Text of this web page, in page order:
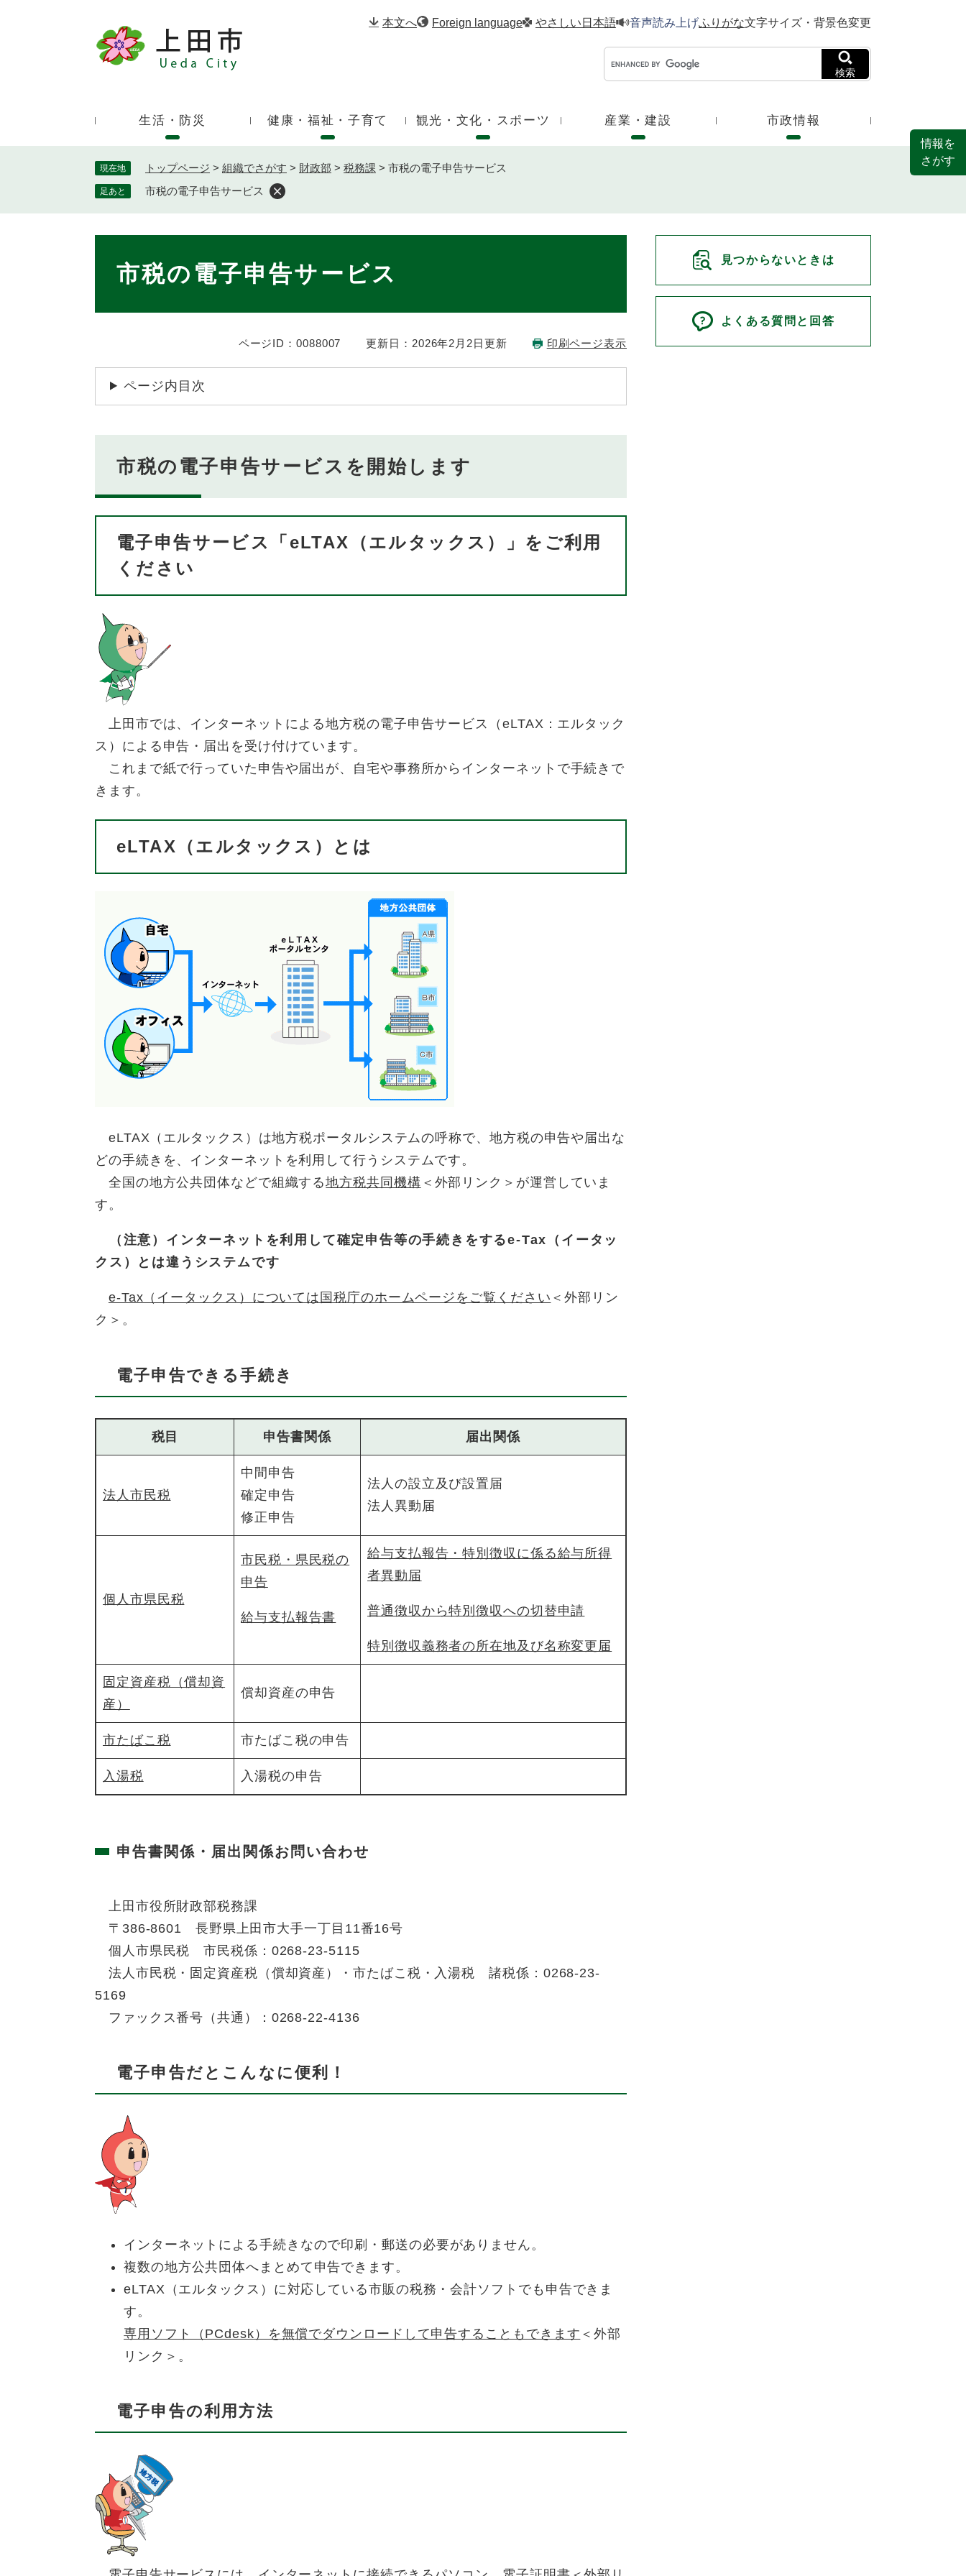
。
本文へ Foreign language やさしい日本語 音声読み上げふりがな文字サイズ・背景色変更
ド
検索
生活・防災 健康・福祉・子育て 観光・文化・スポーツ 産業・建設 市政情報
現在地 トップページ > 組織でさがす > 財政部 > 税務課 > 市税の電子申告サービス
足あと 市税の電子申告サービス
市税の電子申告サービス
ページID：0088007 更新日：2026年2月2日更新 印刷ページ表示
ページ内目次
市税の電子申告サービスを開始します
電子申告サービス「eLTAX（エルタックス）」をご利用
ください
上田市では、インターネットによる地方税の電子申告サービス（eLTAX：エルタック
ス）による申告・届出を受け付けています。
これまで紙で行っていた申告や届出が、自宅や事務所からインターネットで手続きで
きます。
eLTAX（エルタックス）とは
eLTAX（エルタックス）は地方税ポータルシステムの呼称で、地方税の申告や届出な
どの手続きを、インターネットを利用して行うシステムです。
全国の地方公共団体などで組織する地方税共同機構 ＜外部リンク＞ が運営していま
す。
（注意）インターネットを利用して確定申告等の手続きをするe-Tax（イータッ
クス）とは違うシステムです
e-Tax（イータックス）については国税庁のホームページをご覧ください ＜外部リン
ク＞ 。
電子申告できる手続き
税目 申告書関係 届出関係
法人市民税
中間申告
確定申告
修正申告
法人の設立及び設置届
法人異動届
個人市県民税
市民税・県民税の
申告
給与支払報告書
給与支払報告・特別徴収に係る給与所得
者異動届
普通徴収から特別徴収への切替申請
特別徴収義務者の所在地及び名称変更届
固定資産税（償却資
産）
償却資産の申告
市たばこ税 市たばこ税の申告
入湯税 入湯税の申告
申告書関係・届出関係お問い合わせ
上田市役所財政部税務課
〒386-8601 長野県上田市大手一丁目11番16号
個人市県民税 市民税係：0268-23-5115
法人市民税・固定資産税（償却資産）・市たばこ税・入湯税 諸税係：0268-23-
5169
ファックス番号（共通）：0268-22-4136
電子申告だとこんなに便利！
インターネットによる手続きなので印刷・郵送の必要がありません。
複数の地方公共団体へまとめて申告できます。
eLTAX（エルタックス）に対応している市販の税務・会計ソフトでも申告できま
す。
専用ソフト（PCdesk）を無償でダウンロードして申告することもできます ＜外部
リンク＞ 。
電子申告の利用方法
見つからないときは
よくある質問と回答
情報を
さがす